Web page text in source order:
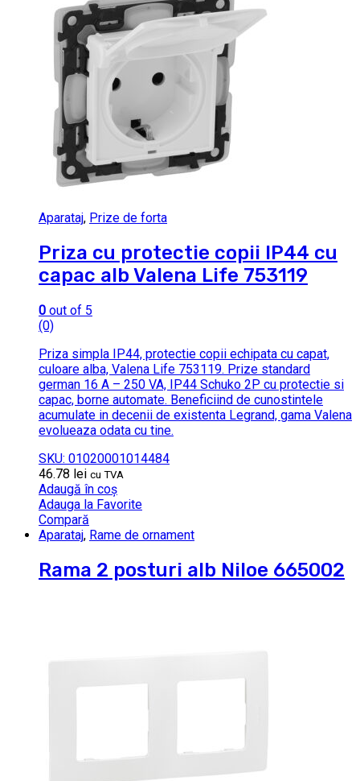
Aparataj, Prize de forta
Priza cu protectie copii IP44 cu
capac alb Valena Life 753119
0 out of 5
(0)
Priza simpla IP44, protectie copii echipata cu capat,
culoare alba, Valena Life 753119. Prize standard
german 16 A – 250 VA, IP44 Schuko 2P cu protectie si
capac, borne automate. Beneficiind de cunostintele
acumulate in decenii de existenta Legrand, gama Valena
evolueaza odata cu tine.
SKU: 01020001014484
46.78 lei cu TVA
Adaugă în coș
Adauga la Favorite
Compară
Aparataj, Rame de ornament
Rama 2 posturi alb Niloe 665002